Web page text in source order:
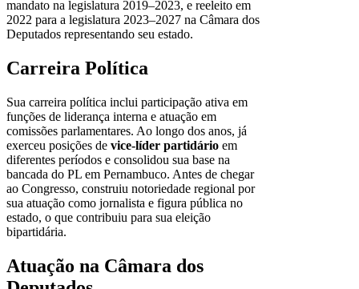
mandato na legislatura 2019–2023, e reeleito em
2022 para a legislatura 2023–2027 na Câmara dos
Deputados representando seu estado.
Carreira Política
Sua carreira política inclui participação ativa em
funções de liderança interna e atuação em
comissões parlamentares. Ao longo dos anos, já
exerceu posições de vice-líder partidário em
diferentes períodos e consolidou sua base na
bancada do PL em Pernambuco. Antes de chegar
ao Congresso, construiu notoriedade regional por
sua atuação como jornalista e figura pública no
estado, o que contribuiu para sua eleição
bipartidária.
Atuação na Câmara dos